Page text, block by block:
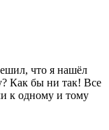
что я нашёл
Как бы ни так! Все
к одному и тому